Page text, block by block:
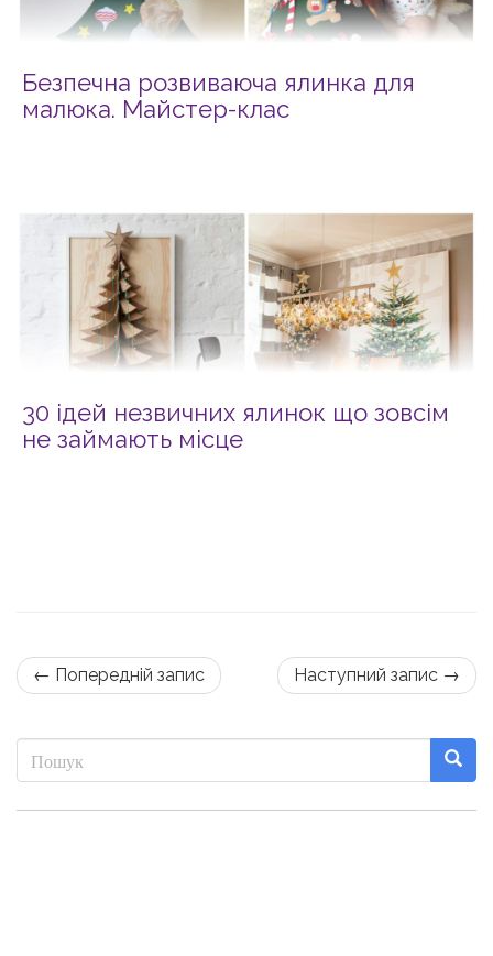
Безпечна розвиваюча ялинка для
малюка. Майстер-клас
30 ідей незвичних ялинок що зовсім
не займають місце
← Попередній запис Наступний запис →